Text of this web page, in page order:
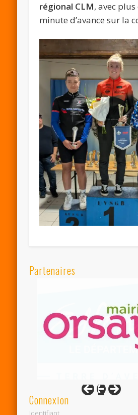
régional CLM, avec plus
minute d’avance sur la
Partenaires
Connexion
Identifiant